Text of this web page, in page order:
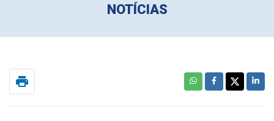
NOTÍCIAS
print